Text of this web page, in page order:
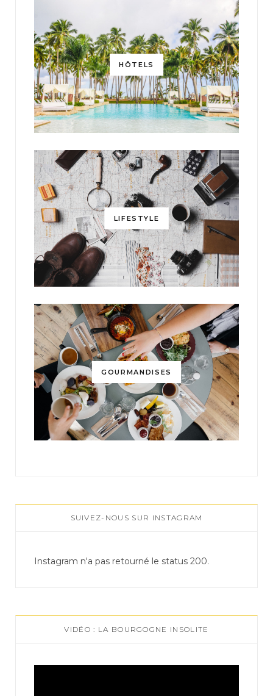
HÔTELS
LIFESTYLE
GOURMANDISES
SUIVEZ-NOUS SUR INSTAGRAM
Instagram n'a pas retourné le status 200.
VIDÉO : LA BOURGOGNE INSOLITE